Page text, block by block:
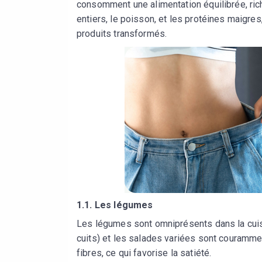
consomment une alimentation équilibrée,
entiers, le poisson, et les protéines
produits transformés.
1.1. Les légumes
Les légumes sont omniprésents dans la
cuits) et les salades variées sont
fibres, ce qui favorise la satiété.